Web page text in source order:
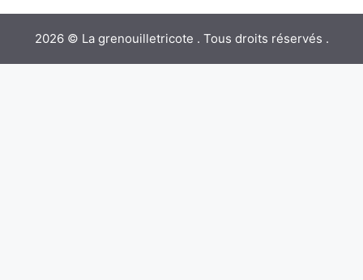
2026 © La grenouilletricote . Tous droits réservés .